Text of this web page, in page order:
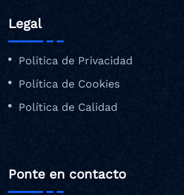
Legal
Politica de Privacidad
Política de Cookies
Política de Calidad
Ponte en contacto